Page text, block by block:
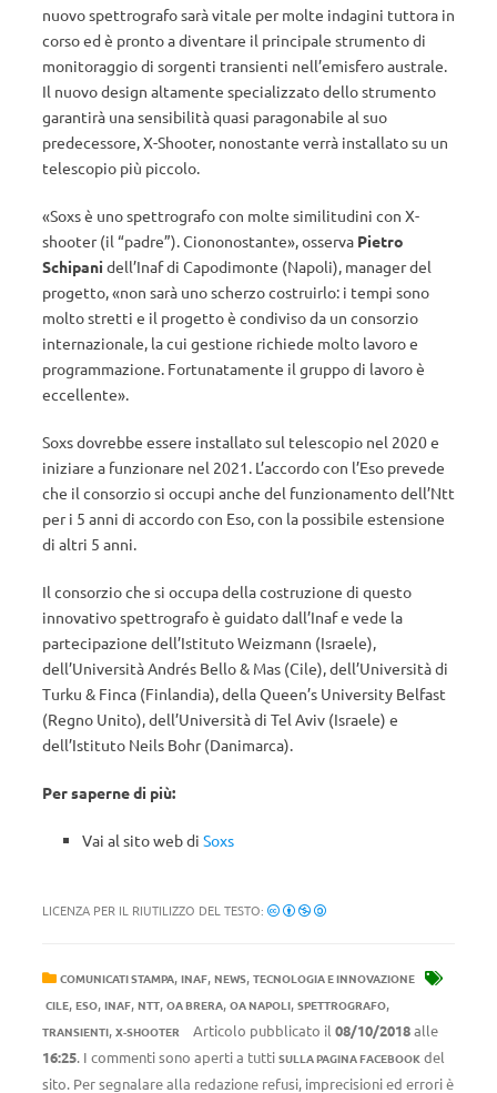
nuovo spettrografo sarà vitale per molte indagini tuttora in
corso ed è pronto a diventare il principale strumento di
monitoraggio di sorgenti transienti nell’emisfero australe.
Il nuovo design altamente specializzato dello strumento
garantirà una sensibilità quasi paragonabile al suo
predecessore, X-Shooter, nonostante verrà installato su un
telescopio più piccolo.
«Soxs è uno spettrografo con molte similitudini con X-
shooter (il “padre”). Ciononostante», osserva Pietro
Schipani dell’Inaf di Capodimonte (Napoli), manager del
progetto, «non sarà uno scherzo costruirlo: i tempi sono
molto stretti e il progetto è condiviso da un consorzio
internazionale, la cui gestione richiede molto lavoro e
programmazione. Fortunatamente il gruppo di lavoro è
eccellente».
Soxs dovrebbe essere installato sul telescopio nel 2020 e
iniziare a funzionare nel 2021. L’accordo con l’Eso prevede
che il consorzio si occupi anche del funzionamento dell’Ntt
per i 5 anni di accordo con Eso, con la possibile estensione
di altri 5 anni.
Il consorzio che si occupa della costruzione di questo
innovativo spettrografo è guidato dall’Inaf e vede la
partecipazione dell’Istituto Weizmann (Israele),
dell’Università Andrés Bello & Mas (Cile), dell’Università di
Turku & Finca (Finlandia), della Queen’s University Belfast
(Regno Unito), dell’Università di Tel Aviv (Israele) e
dell’Istituto Neils Bohr (Danimarca).
Per saperne di più:
Vai al sito web di Soxs
LICENZA PER IL RIUTILIZZO DEL TESTO:
COMUNICATI STAMPA, INAF, NEWS, TECNOLOGIA E INNOVAZIONE
CILE, ESO, INAF, NTT, OA BRERA, OA NAPOLI, SPETTROGRAFO,
TRANSIENTI, X-SHOOTER Articolo pubblicato il 08/10/2018alle
16:25. I commenti sono aperti a tutti SULLA PAGINA FACEBOOK del
sito. Per segnalare alla redazione refusi, imprecisioni ed errori è